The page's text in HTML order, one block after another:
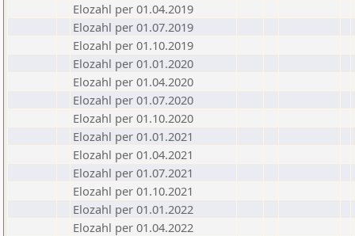
Elozahl per 01.04.2019
Elozahl per 01.07.2019
Elozahl per 01.10.2019
Elozahl per 01.01.2020
Elozahl per 01.04.2020
Elozahl per 01.07.2020
Elozahl per 01.10.2020
Elozahl per 01.01.2021
Elozahl per 01.04.2021
Elozahl per 01.07.2021
Elozahl per 01.10.2021
Elozahl per 01.01.2022
Elozahl per 01.04.2022